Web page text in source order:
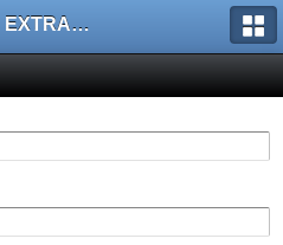
Форум EXTRACTOR.ru